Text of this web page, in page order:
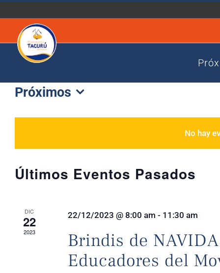
contenido
No hay
Próximos
la
Últimos Eventos Pasados
DIC
22
2023
22/12/2023 @ 8:00 am - 11:30 am
Brindis de
Educadores del